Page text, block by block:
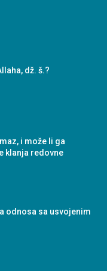
dž. š.?
i može li ga
klanja redovne
odnosa sa usvojenim